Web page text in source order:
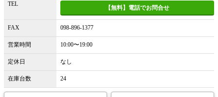
TEL
【無料】電話でお問合せ
FAX 098-896-1377
営業時間 10:00〜19:00
定休日 なし
在庫台数 24